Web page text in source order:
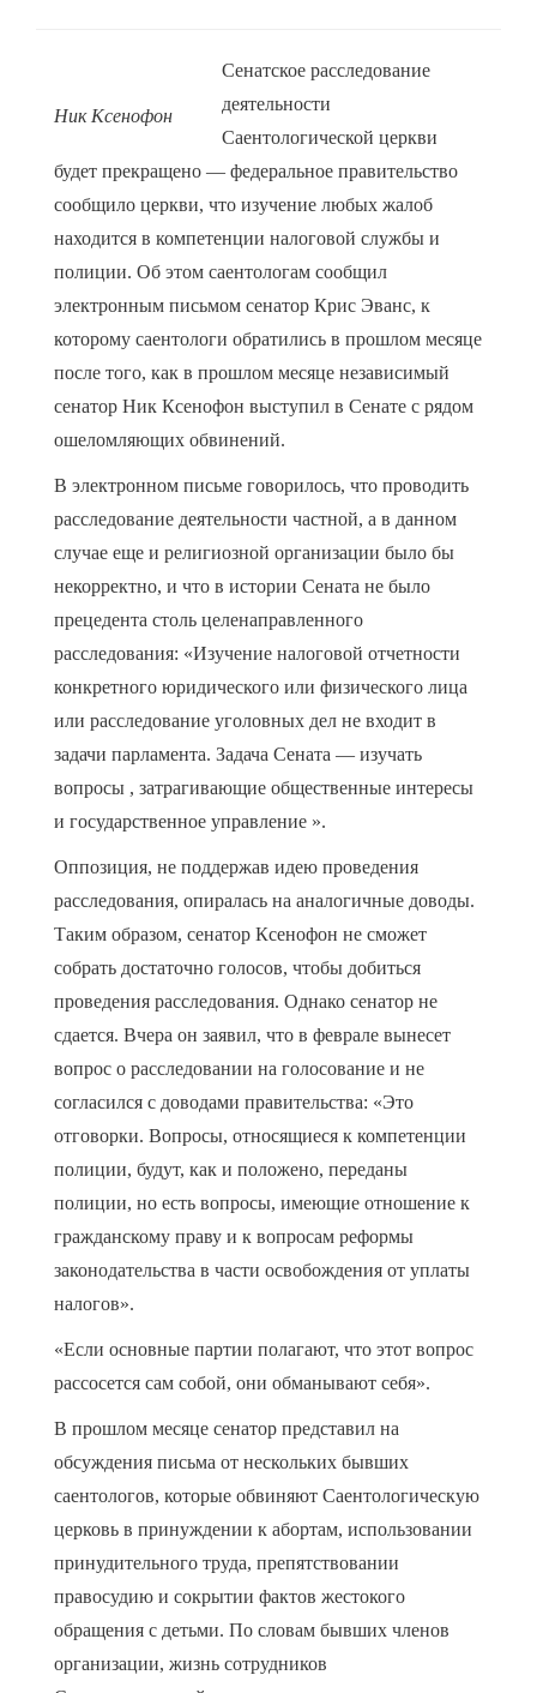
Ник Ксенофон
Сенатское расследование
деятельности
Саентологической церкви
будет прекращено — федеральное правительство
сообщило церкви, что изучение любых жалоб
находится в компетенции налоговой службы и
полиции. Об этом саентологам сообщил
электронным письмом сенатор Крис Эванс, к
которому саентологи обратились в прошлом месяце
после того, как в прошлом месяце независимый
сенатор Ник Ксенофон выступил в Сенате с рядом
ошеломляющих обвинений.
В электронном письме говорилось, что проводить
расследование деятельности частной, а в данном
случае еще и религиозной организации было бы
некорректно, и что в истории Сената не было
прецедента столь целенаправленного
расследования: «Изучение налоговой отчетности
конкретного юридического или физического лица
или расследование уголовных дел не входит в
задачи парламента. Задача Сената — изучать
вопросы , затрагивающие общественные интересы
и государственное управление ».
Оппозиция, не поддержав идею проведения
расследования, опиралась на аналогичные доводы.
Таким образом, сенатор Ксенофон не сможет
собрать достаточно голосов, чтобы добиться
проведения расследования. Однако сенатор не
сдается. Вчера он заявил, что в феврале вынесет
вопрос о расследовании на голосование и не
согласился с доводами правительства: «Это
отговорки. Вопросы, относящиеся к компетенции
полиции, будут, как и положено, переданы
полиции, но есть вопросы, имеющие отношение к
гражданскому праву и к вопросам реформы
законодательства в части освобождения от уплаты
налогов».
«Если основные партии полагают, что этот вопрос
рассосется сам собой, они обманывают себя».
В прошлом месяце сенатор представил на
обсуждения письма от нескольких бывших
саентологов, которые обвиняют Саентологическую
церковь в принуждении к абортам, использовании
принудительного труда, препятствовании
правосудию и сокрытии фактов жестокого
обращения с детьми. По словам бывших членов
организации, жизнь сотрудников